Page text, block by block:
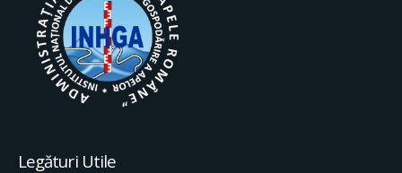
Legături Utile